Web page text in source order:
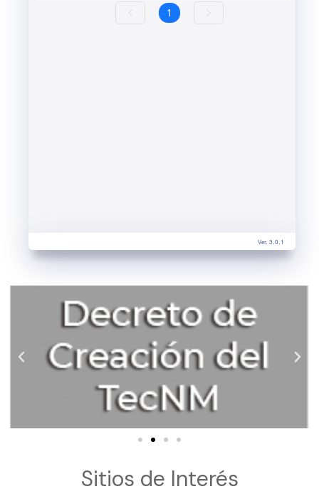
1
Ver. 3.0.1
Sitios de Interés